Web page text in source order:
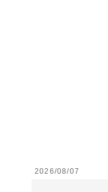
2026/08/07